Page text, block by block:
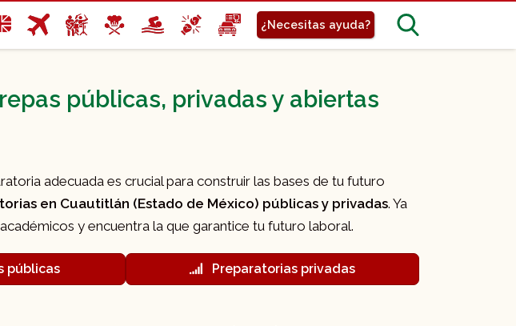
¿Necesitas ayuda?
públicas, privadas y abiertas
adecuada es crucial para construir las bases de tu futuro
en Cuautitlán (Estado de México) públicas y privadas. Ya
y encuentra la que garantice tu futuro laboral.
públicas Preparatorias privadas